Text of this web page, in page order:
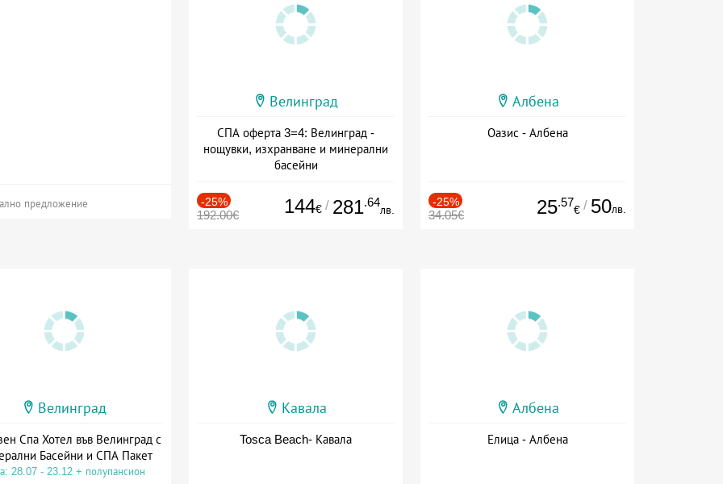
предложение
Велинград
СПА оферта 3=4: Велинград -
нощувки, изхранване и минерални
басейни
-25%
192.00€ 144€ / 281.64
лв.
Албена
Оазис - Албена
-25%
34.05€ 25.57
€ / 50лв.
Велинград
Спа Хотел във Велинград с
Басейни и СПА Пакет
28.07 - 23.12 + полупансион
Кавала
Tosca Beach- Кавала
Албена
Елица - Албена